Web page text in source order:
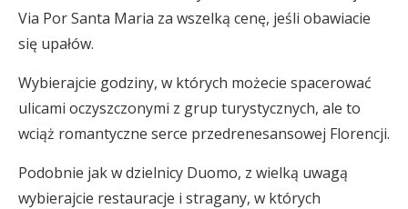
Via Por Santa Maria za wszelką cenę, jeśli obawiacie
się upałów.
Wybierajcie godziny, w których możecie spacerować
ulicami oczyszczonymi z grup turystycznych, ale to
wciąż romantyczne serce przedrenesansowej Florencji.
Podobnie jak w dzielnicy Duomo, z wielką uwagą
wybierajcie restauracje i stragany, w których